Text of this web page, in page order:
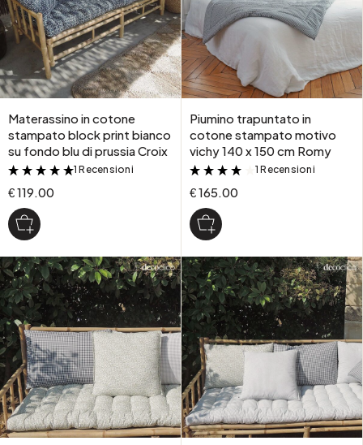
Materassino in cotone
stampato block print bianco
su fondo blu di prussia Croix
&
1 Recensioni
€ 119.00
Piumino trapuntato in
cotone stampato motivo
vichy 140 x 150 cm Romy
&
1 Recensioni
€ 165.00